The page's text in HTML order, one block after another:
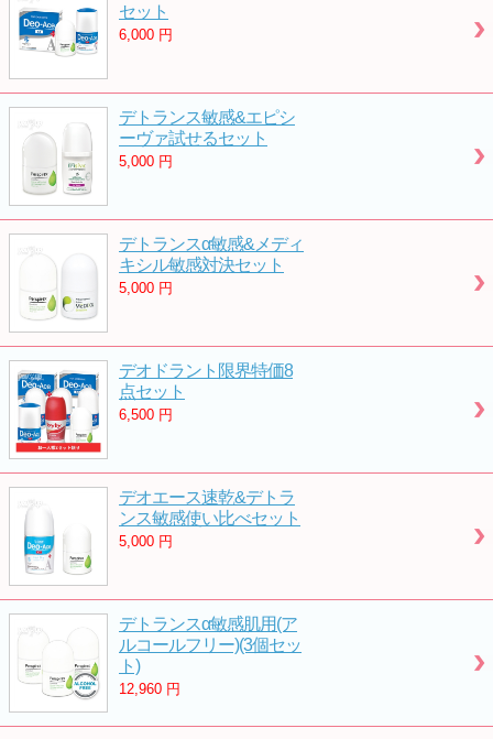
セット
6,000 円
デトランス敏感&エピシ
ーヴァ試せるセット
5,000 円
デトランスα敏感&メディ
キシル敏感対決セット
5,000 円
デオドラント限界特価8
点セット
6,500 円
デオエース速乾&デトラ
ンス敏感使い比べセット
5,000 円
デトランスα敏感肌用(ア
ルコールフリー)(3個セッ
ト)
12,960 円